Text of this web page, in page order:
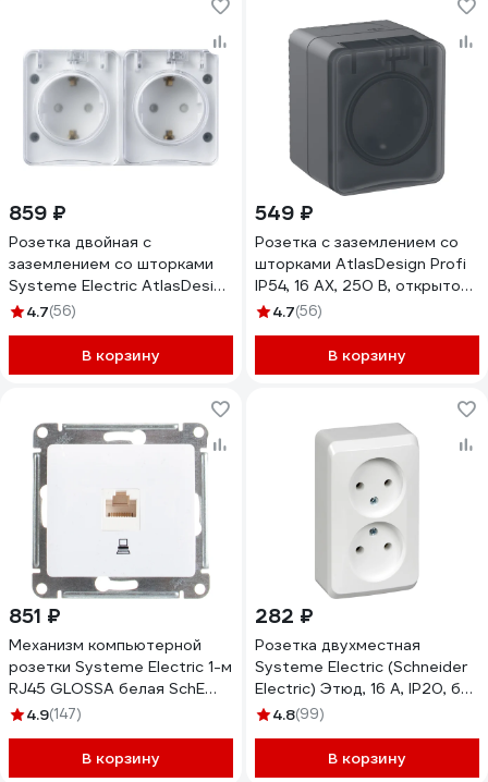
859 ₽
Розетка двойная с
заземлением со шторками
Systeme Electric AtlasDesign
Profi IP54, 16 АХ, 250 В,
ATN540126
4.7(56)
В корзину
549 ₽
Розетка с заземлением со
шторками AtlasDesign Profi
IP54, 16 АХ, 250 В, открытой
установки, Антрацит
4.7(56)
В корзину
851 ₽
Механизм компьютерной
розетки Systeme Electric 1-м
RJ45 GLOSSA белая SchE
GSL000181K
4.9(147)
В корзину
282 ₽
Розетка двухместная
Systeme Electric (Schneider
Electric) Этюд, 16 А, IP20, без
заземления, белый PA16-
4.8(99)
В корзину